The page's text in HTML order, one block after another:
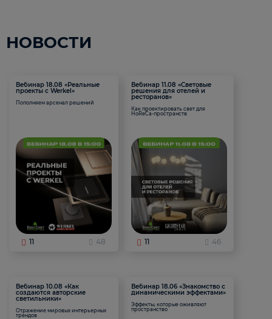
НОВОСТИ
Вебинар 18.08 «Реальные
проекты с Werkel»
Пополняем арсенал решений
11 48
Вебинар 11.08 «Световые
решения для отелей и
ресторанов»
Как проектировать свет для
HoReCa-пространств
11 46
Вебинар 10.08 «Как
создаются авторские
светильники»
Отражение мировых интерьерных
трендов
Вебинар 18.06 «Знакомство с
динамическими эффектами»
Эффекты, которые оживляют
пространство